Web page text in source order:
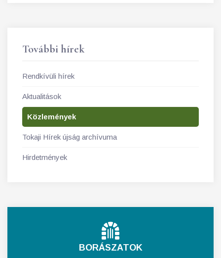
További hírek
Rendkívüli hírek
Aktualitások
Közlemények
Tokaji Hírek újság archívuma
Hirdetmények
BORÁSZATOK